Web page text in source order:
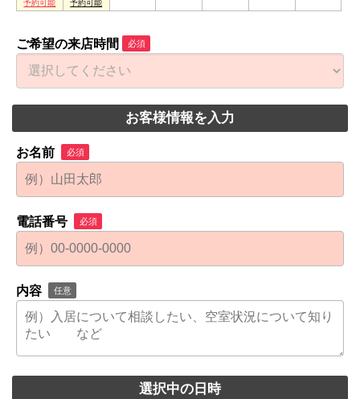
ご希望の来店時間 必須
お客様情報を入力
お名前 必須
電話番号 必須
内容 任意
選択中の日時